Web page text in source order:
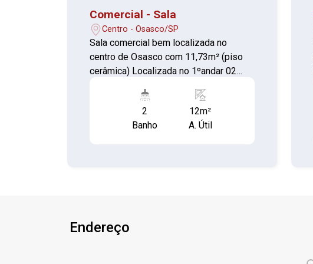
Comercial - Sala
Centro - Osasco/SP
Sala comercial bem localizada no
centro de Osasco com 11,73m² (piso
cerâmica) Localizada no 1ºandar 02
2
Banho
12m²
A. Útil
Endereço